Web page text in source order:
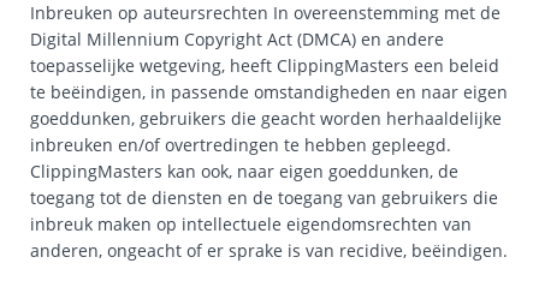
Inbreuken op auteursrechten In overeenstemming met de
Digital Millennium Copyright Act (DMCA) en andere
toepasselijke wetgeving, heeft ClippingMasters een beleid
te beëindigen, in passende omstandigheden en naar eigen
goeddunken, gebruikers die geacht worden herhaaldelijke
inbreuken en/of overtredingen te hebben gepleegd.
ClippingMasters kan ook, naar eigen goeddunken, de
toegang tot de diensten en de toegang van gebruikers die
inbreuk maken op intellectuele eigendomsrechten van
anderen, ongeacht of er sprake is van recidive, beëindigen.